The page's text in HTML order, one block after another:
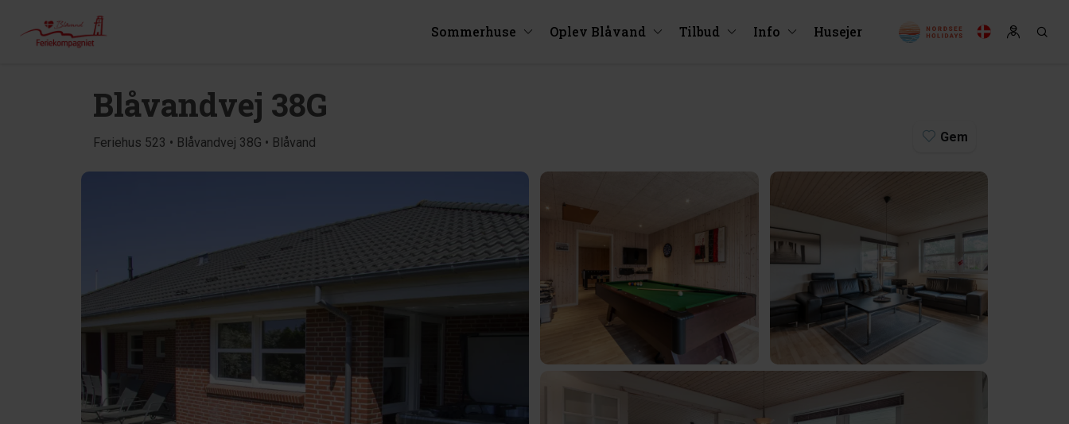
Sommerhuse Oplev Blåvand Tilbud Info Husejer
Blåvandvej 38G
Feriehus 523 • Blåvandvej 38G • Blåvand Gem